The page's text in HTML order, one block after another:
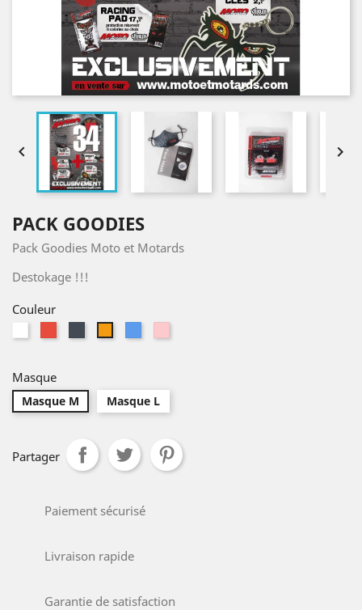
 
PACK GOODIES
Pack Goodies Moto et Motards
Destokage !!!
Couleur
Masque
Masque M Masque L
Partager
Paiement sécurisé
Livraison rapide
Garantie de satisfaction